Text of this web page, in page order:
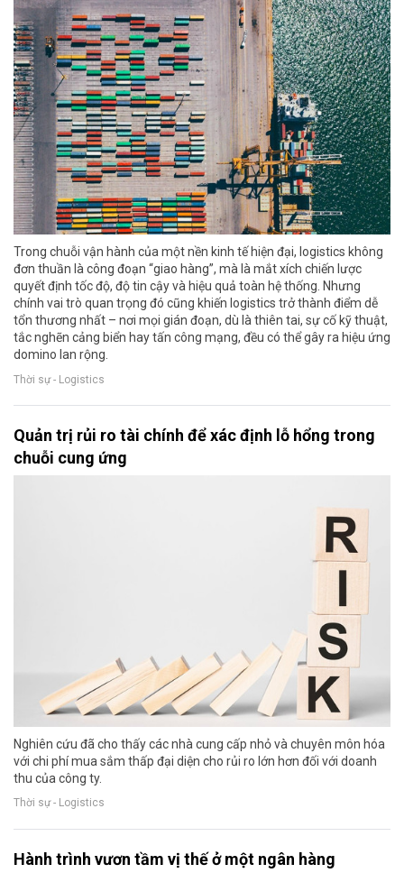
Trong chuỗi vận hành của một nền kinh tế hiện đại, logistics không
đơn thuần là công đoạn “giao hàng”, mà là mắt xích chiến lược
quyết định tốc độ, độ tin cậy và hiệu quả toàn hệ thống. Nhưng
chính vai trò quan trọng đó cũng khiến logistics trở thành điểm dễ
tổn thương nhất – nơi mọi gián đoạn, dù là thiên tai, sự cố kỹ thuật,
tắc nghẽn cảng biển hay tấn công mạng, đều có thể gây ra hiệu ứng
domino lan rộng.
Thời sự - Logistics
Quản trị rủi ro tài chính để xác định lỗ hổng trong
chuỗi cung ứng
Nghiên cứu đã cho thấy các nhà cung cấp nhỏ và chuyên môn hóa
với chi phí mua sắm thấp đại diện cho rủi ro lớn hơn đối với doanh
thu của công ty.
Thời sự - Logistics
Hành trình vươn tầm vị thế ở một ngân hàng